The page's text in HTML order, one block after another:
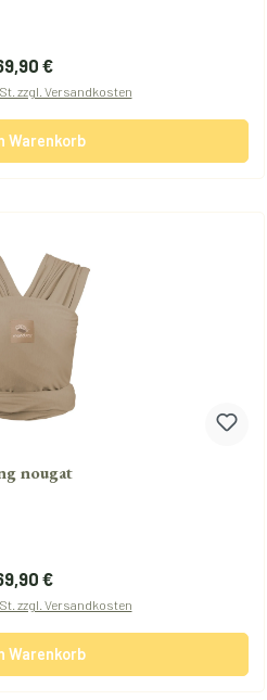
Preis:
€
zzgl. Versandkosten
Warenkorb
nougat
Preis:
€
zzgl. Versandkosten
Warenkorb